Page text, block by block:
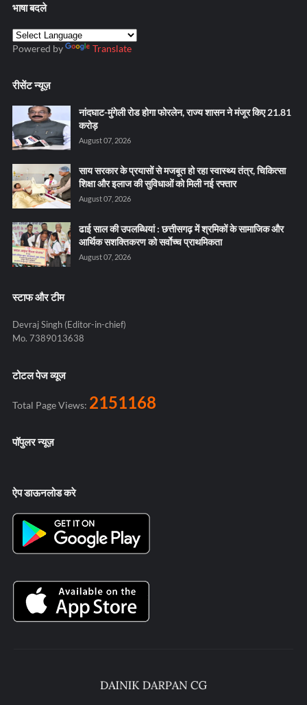
भाषा बदले
Powered by Translate
रीसेंट न्यूज़
नांदघाट-मुंगेली रोड होगा फोरलेन, राज्य शासन ने मंजूर किए 21.81
करोड़
August 07, 2026
साय सरकार के प्रयासों से मजबूत हो रहा स्वास्थ्य तंत्र, चिकित्सा
शिक्षा और इलाज की सुविधाओं को मिली नई रफ्तार
August 07, 2026
ढाई साल की उपलब्धियां : छत्तीसगढ़ में श्रमिकों के सामाजिक और
आर्थिक सशक्तिकरण को सर्वाेच्च प्राथमिकता
August 07, 2026
स्टाफ और टीम
Devraj Singh (Editor-in-chief)
Mo. 7389013638
टोटल पेज व्यूज
Total Page Views: 2151168
पॉपुलर न्यूज़
ऐप डाऊनलोड करे